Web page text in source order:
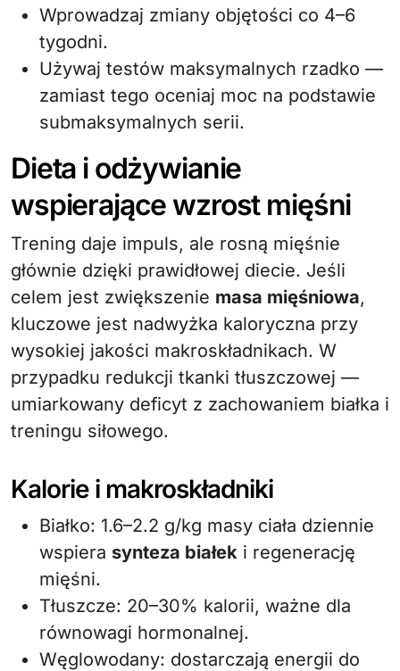
Wprowadzaj zmiany objętości co 4–6
tygodni.
Używaj testów maksymalnych rzadko —
zamiast tego oceniaj moc na podstawie
submaksymalnych serii.
Dieta i odżywianie
wspierające wzrost mięśni
Trening daje impuls, ale rosną mięśnie
głównie dzięki prawidłowej diecie. Jeśli
celem jest zwiększenie masa mięśniowa,
kluczowe jest nadwyżka kaloryczna przy
wysokiej jakości makroskładnikach. W
przypadku redukcji tkanki tłuszczowej —
umiarkowany deficyt z zachowaniem białka i
treningu siłowego.
Kalorie i makroskładniki
Białko: 1.6–2.2 g/kg masy ciała dziennie
wspiera synteza białek i regenerację
mięśni.
Tłuszcze: 20–30% kalorii, ważne dla
równowagi hormonalnej.
Węglowodany: dostarczają energii do